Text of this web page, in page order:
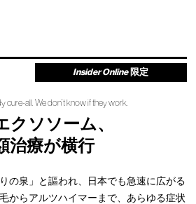
Insider Online 限定
all. We don’t know if they work.
クソソーム、
治療が横行
の泉」と謳われ、日本でも急速に広がる
からアルツハイマーまで、あらゆる症状